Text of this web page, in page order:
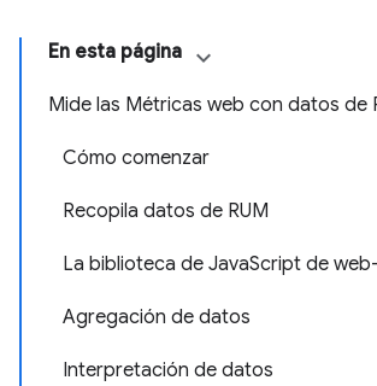
En esta página
Mide las Métricas web con datos de
Cómo comenzar
Recopila datos de RUM
La biblioteca de JavaScript de
Agregación de datos
Interpretación de datos